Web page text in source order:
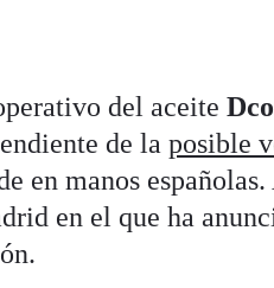
del aceite
de laposible
en manos
en el que ha